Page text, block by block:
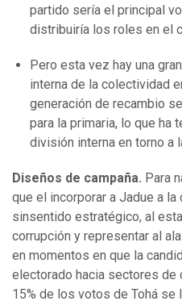
partido sería el principal
distribuiría los roles en el
Pero esta vez hay una
interna de la colectividad
generación de recambio
para la primaria, lo que ha
división interna en torno a
Diseños de campaña. Para
que el incorporar a Jadue a la
sinsentido estratégico, al
corrupción y representar al
en momentos en que la
electorado hacia sectores de
15% de los votos de Tohá se